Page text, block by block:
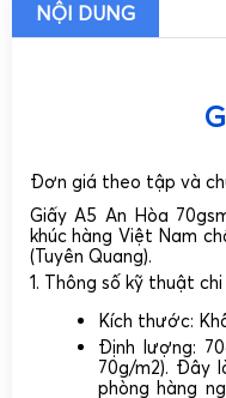
NỘI DUNG
Đơn giá theo tập và
Giấy A5 An Hòa
khúc hàng Việt Nam
(Tuyên Quang).
1. Thông số kỹ thuật
Kích thước:
Định lượng:
70g/m2). Đây
phòng hàng